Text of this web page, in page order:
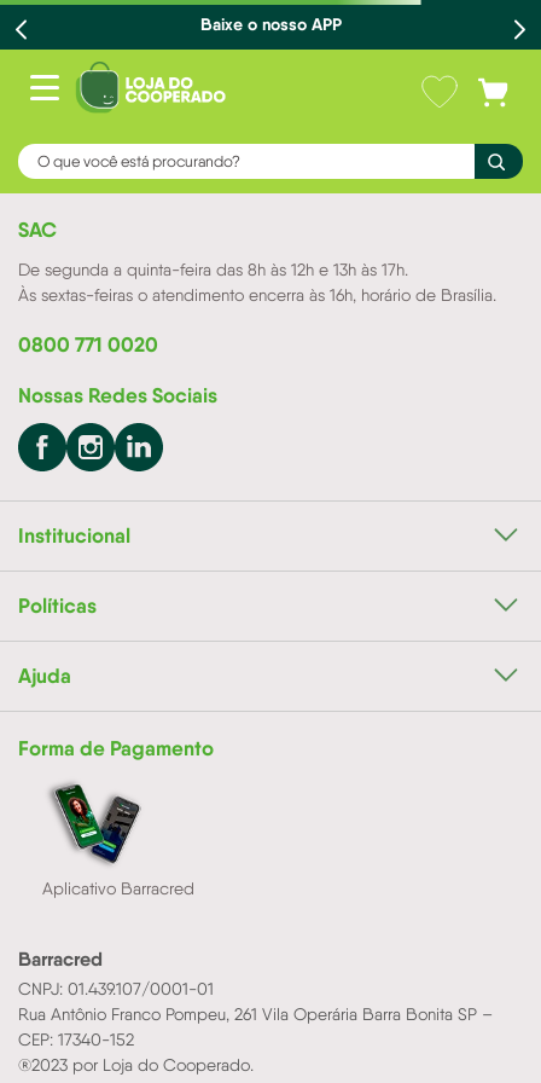
Baixe o nosso APP
O que você está procurando?
SAC
De segunda a quinta-feira das 8h às 12h e 13h às 17h.
Às sextas-feiras o atendimento encerra às 16h, horário de Brasília.
0800 771 0020
Nossas Redes Sociais
Institucional
Políticas
Ajuda
Forma de Pagamento
Aplicativo Barracred
Barracred
CNPJ: 01.439.107/0001-01
Rua Antônio Franco Pompeu, 261 Vila Operária Barra Bonita SP –
CEP: 17340-152
®2023 por Loja do Cooperado.